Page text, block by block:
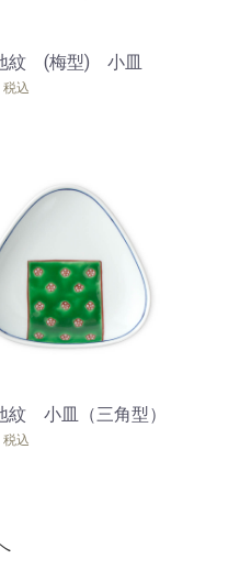
紋 (梅型) 小皿
税込
紋 小皿（三角型）
税込